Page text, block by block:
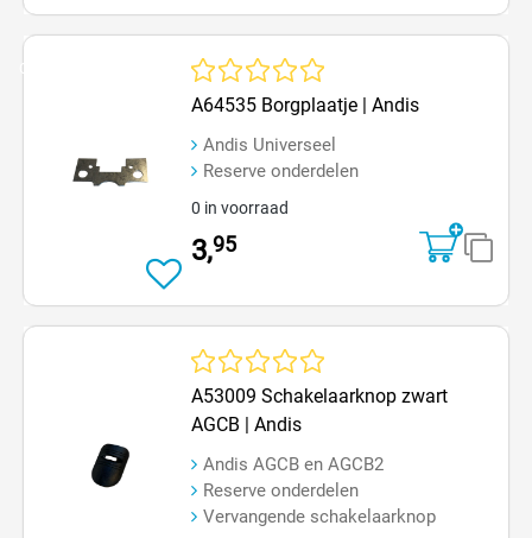
Op=Op
A64535 Borgplaatje | Andis
Andis Universeel
Reserve onderdelen
0 in voorraad
3,95
A53009 Schakelaarknop zwart
AGCB | Andis
Andis AGCB en AGCB2
Reserve onderdelen
Vervangende schakelaarknop